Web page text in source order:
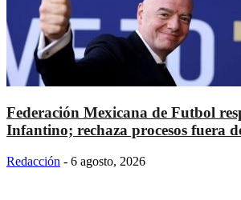
Federación Mexicana de Futbol
Infantino; rechaza procesos fuera
Redacción - 6 agosto, 2026